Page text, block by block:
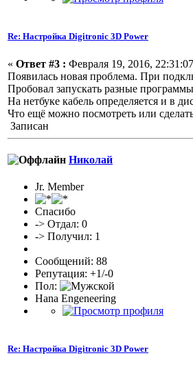
Re: Настройка Digitronic 3D Power
« Ответ #3 : Февраля 19, 2016,
Появилась новая проблема. При
Пробовал запускать разные
На нетбуке кабель определяется и в
Что ещё можно посмотреть или
Записан
Николай
Jr. Member
Спасибо
-> Отдал: 0
-> Получил: 1
Сообщений: 88
Репутация: +1/-0
Пол:
Hana Engeneering
Re: Настройка Digitronic 3D Power